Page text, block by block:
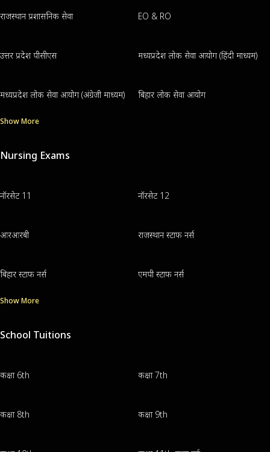
राजस्थान प्रशासनिक सेवा EO & RO
उत्तर प्रदेश पीसीएस मध्यप्रदेश लोक सेवा आयोग (हिंदी माध्यम)
मध्यप्रदेश लोक सेवा आयोग (अंग्रेजी माध्यम) बिहार लोक सेवा आयोग
Show More
Nursing Exams
नॉरसेट 11 नॉरसेट 12
आरआरबी राजस्थान स्टाफ नर्स
बिहार स्टाफ नर्स एमपी स्टाफ नर्स
Show More
School Tuitions
कक्षा 6th कक्षा 7th
कक्षा 8th कक्षा 9th